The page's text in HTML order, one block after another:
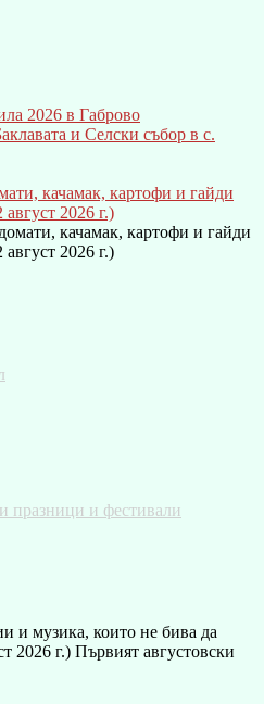
2026 в Габрово
и Селски събор в с.
качамак, картофи и гайди
2026 г.)
празници и фестивали
и музика, които не бива да
2026 г.) Първият августовски